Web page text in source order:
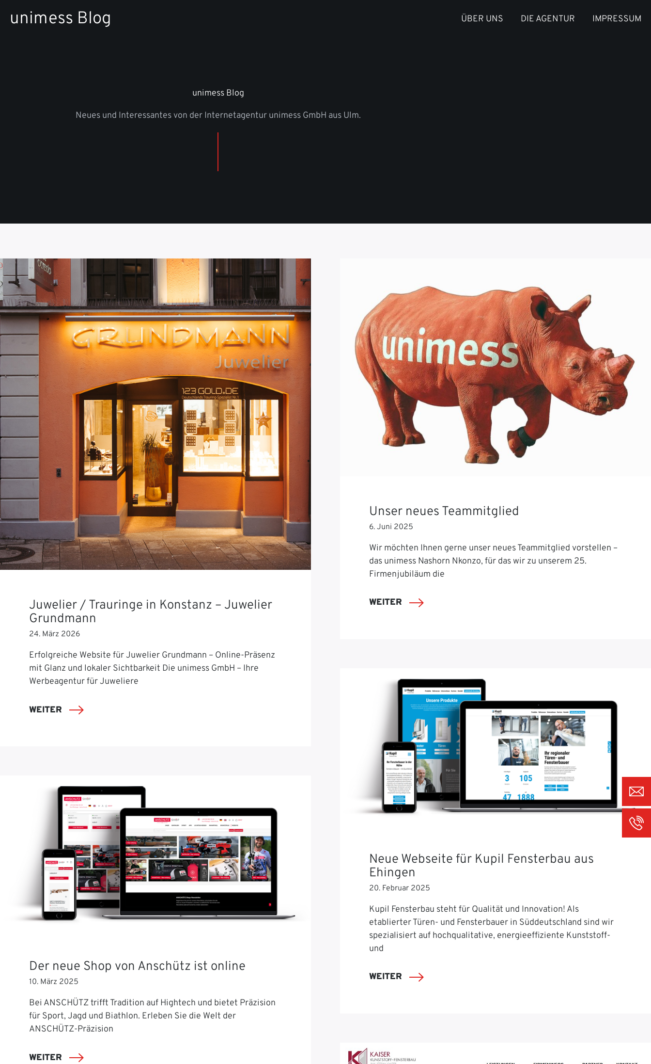
Inhaltunimess Blog ÜBER UNS DIE AGENTUR IMPRESSUM
unimess Blog
Neues und Interessantes von der Internetagentur unimess GmbH aus Ulm.
Juwelier / Trauringe in Konstanz – Juwelier
Grundmann
24. März 2026
Erfolgreiche Website für Juwelier Grundmann – Online-Präsenz
mit Glanz und lokaler Sichtbarkeit Die unimess GmbH – Ihre
Werbeagentur für Juweliere
WEITER
Unser neues Teammitglied
6. Juni 2025
Wir möchten Ihnen gerne unser neues Teammitglied vorstellen –
das unimess Nashorn Nkonzo, für das wir zu unserem 25.
Firmenjubiläum die
WEITER
Der neue Shop von Anschütz ist online
10. März 2025
Bei ANSCHÜTZ trifft Tradition auf Hightech und bietet Präzision
für Sport, Jagd und Biathlon. Erleben Sie die Welt der
ANSCHÜTZ-Präzision
WEITER
Neue Webseite für Kupil Fensterbau aus
Ehingen
20. Februar 2025
Kupil Fensterbau steht für Qualität und Innovation! Als
etablierter Türen- und Fensterbauer in Süddeutschland sind wir
spezialisiert auf hochqualitative, energieeffiziente Kunststoff-
und
WEITER